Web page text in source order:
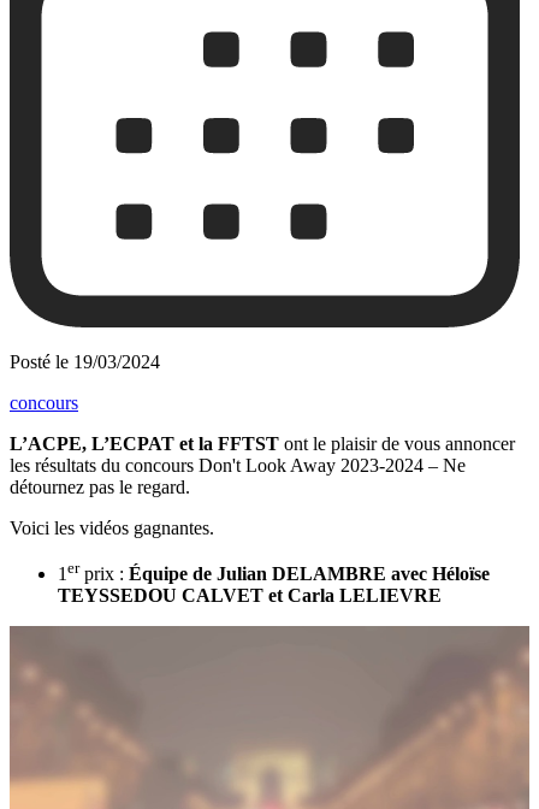
Posté le 19/03/2024
concours
L’ACPE, L’ECPAT et la FFTST ont le plaisir de vous annoncer
les résultats du concours Don't Look Away 2023-2024 – Ne
détournez pas le regard.
Voici les vidéos gagnantes.
1 erprix : Équipe de Julian DELAMBRE avec Héloïse
TEYSSEDOU CALVET et Carla LELIEVRE